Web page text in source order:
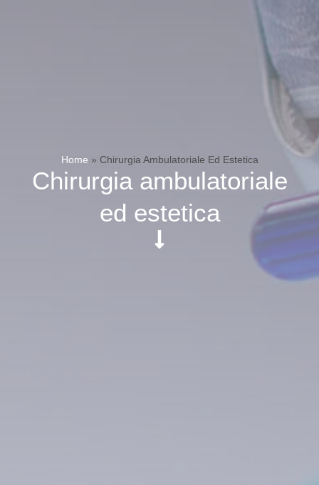
Home » Chirurgia Ambulatoriale Ed Estetica
Chirurgia ambulatoriale
ed estetica